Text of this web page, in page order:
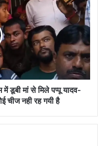
डूबी मां से मिले पप्पू यादव-
चीज नही रह गयी है